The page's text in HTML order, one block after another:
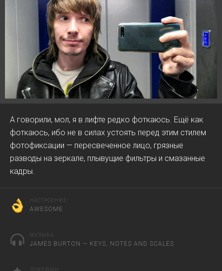
А говорили, мол, я в лифте редко фоткаюсь. Ещё как
фоткаюсь, ибо не в силах устоять перед этим стилем
фотофиксации — пересвеченное лицо, грязные
разводы на зеркале, плывущие фильтры и смазанные
кадры.
НАСТРОЕНИЕ:
AWESOME
МУЗЫКА:
JAMES BURTON — KEYS, NOTES AND SCALES
ЛОКЕЙШН: